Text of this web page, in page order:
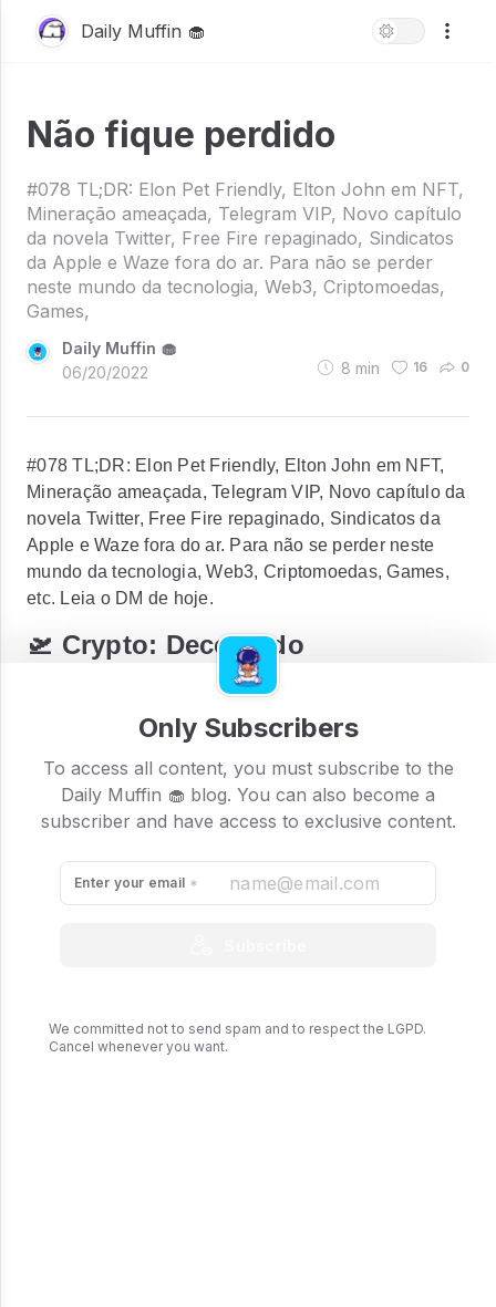
Daily Muffin 🧁
Não fique perdido
#078 TL;DR: Elon Pet Friendly, Elton John em NFT,
Mineração ameaçada, Telegram VIP, Novo capítulo
da novela Twitter, Free Fire repaginado, Sindicatos
da Apple e Waze fora do ar. Para não se perder
neste mundo da tecnologia, Web3, Criptomoedas,
Games,
Daily Muffin 🧁
06/20/2022
8 min 16 0
#078 TL;DR: Elon Pet Friendly, Elton John em NFT,
Mineração ameaçada, Telegram VIP, Novo capítulo da
novela Twitter, Free Fire repaginado, Sindicatos da
Apple e Waze fora do ar. Para não se perder neste
mundo da tecnologia, Web3, Criptomoedas, Games,
etc. Leia o DM de hoje.
🛫 Crypto: Decolando
Hoje, depois das turbulências nas criptos no fim de
semana, elas acertaram o curso e estão subindo para
a altitude de cruzeiro. Esperamos que seja um voo
tranquilo nesta semana; o céu é o limite! Podem
afrouxar os cintos, pois o serviço de bordo vai entregar
agora o seu muffin quentinho.
Only Subscribers
To access all content, you must subscribe to the
Daily Muffin 🧁 blog. You can also become a
subscriber and have access to exclusive content.
Enter your email
We committed not to send spam and to respect the LGPD.
Cancel whenever you want.